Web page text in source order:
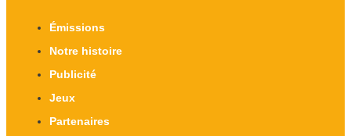
Émissions
Notre histoire
Publicité
Jeux
Partenaires